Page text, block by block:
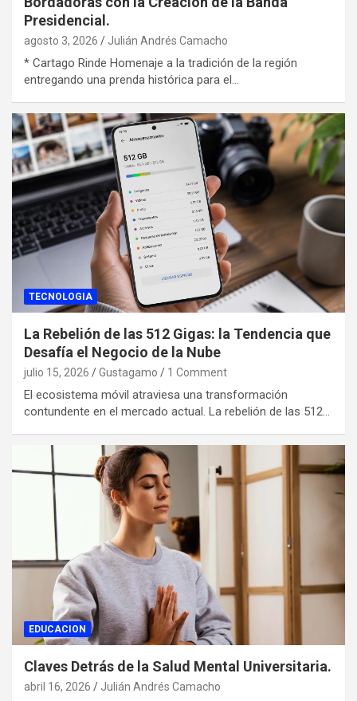
Presidencial.
agosto 3, 2026 Julián Andrés Camacho
* Cartago Rinde Homenaje a la tradición de la región
entregando una prenda histórica para el…
TECNOLOGIA
La Rebelión de las 512 Gigas: la Tendencia que
Desafía el Negocio de la Nube
julio 15, 2026 Gustagamo 1 Comment
El ecosistema móvil atraviesa una transformación
contundente en el mercado actual. La rebelión de las 512…
EDUCACION
Claves Detrás de la Salud Mental Universitaria.
abril 16, 2026 Julián Andrés Camacho